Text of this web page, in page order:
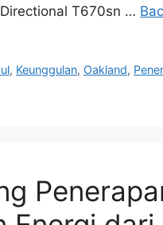
T670sn …
, Keunggulan, Oakland,